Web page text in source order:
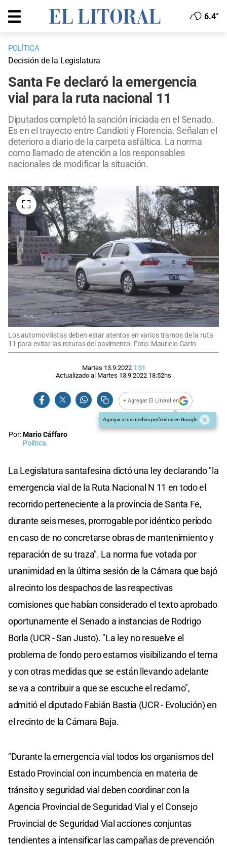
6.4°
POLÍTICA
Decisión de la Legislatura
Santa Fe declaró la emergencia
vial para la ruta nacional 11
Diputados completó la sanción iniciada en el Senado.
Es en el trayecto entre Candioti y Florencia. Señalan el
deterioro a diario de la carpeta asfáltica. La norma
como llamado de atención a los responsables
nacionales de modificar la situación.
Los automovilistas deben estar atentos en varios tramos de la ruta
11 para evitar las roturas del pavimento. Foto: Mauricio Garín
Martes 13.9.2022 1:31
Actualizado al Martes 13.9.2022 18:52hs
+ Agregar El Litoral en
Agregar a tus medios preferidos en Google
Por:Mario Cáffaro
Política.
La Legislatura santafesina dictó una ley declarando "la
emergencia vial de la Ruta Nacional N 11 en todo el
recorrido perteneciente a la provincia de Santa Fe,
durante seis meses, prorrogable por idéntico período
en caso de no concretarse obras de mantenimiento y
reparación de su traza". La norma fue votada por
unanimidad en la última sesión de la Cámara que bajó
al recinto los despachos de las respectivas
comisiones que habían considerado el texto aprobado
oportunamente el Senado a instancias de Rodrigo
Borla (UCR - San Justo). "La ley no resuelve el
problema de fondo pero estamos visibilizando el tema
y con otras medidas que se están llevando adelante
se va a contribuir a que se escuche el reclamo",
admitió el diputado Fabián Bastia (UCR - Evolución) en
el recinto de la Cámara Baja.
"Durante la emergencia vial todos los organismos del
Estado Provincial con incumbencia en materia de
tránsito y seguridad vial deben coordinar con la
Agencia Provincial de Seguridad Vial y el Consejo
Provincial de Seguridad Vial acciones conjuntas
tendientes a intensificar las campañas de prevención